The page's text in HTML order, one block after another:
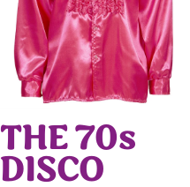
THE 70s
DISCO